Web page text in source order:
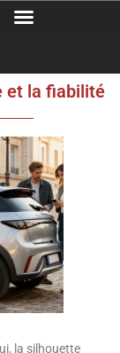
et la fiabilité
la silhouette